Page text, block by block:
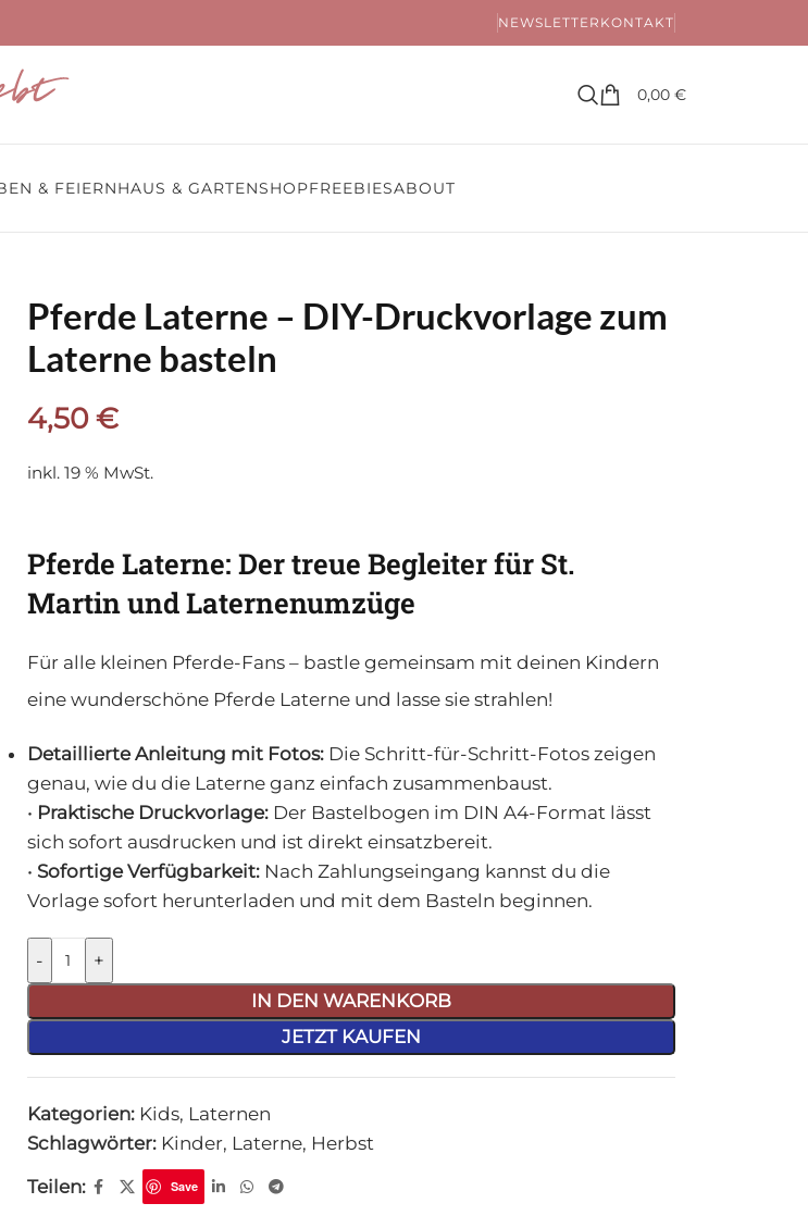
NEWSLETTER KONTAKT
0,00 €
& FEIERNHAUS & GARTENSHOPFREEBIESABOUT
Pferde Laterne – DIY-Druckvorlage zum
Laterne basteln
4,50€
inkl. 19 % MwSt.
Pferde Laterne: Der treue Begleiter für St.
Martin und Laternenumzüge
Für alle kleinen Pferde-Fans – bastle gemeinsam mit deinen Kindern
eine wunderschöne Pferde Laterne und lasse sie strahlen!
Detaillierte Anleitung mit Fotos:Die Schritt-für-Schritt-Fotos zeigen
genau, wie du die Laterne ganz einfach zusammenbaust.
• Praktische Druckvorlage:Der Bastelbogen im DIN A4-Format lässt
sich sofort ausdrucken und ist direkt einsatzbereit.
• Sofortige Verfügbarkeit:Nach Zahlungseingang kannst du die
Vorlage sofort herunterladen und mit dem Basteln beginnen.
-
+
IN DEN WARENKORB
JETZT KAUFEN
Kategorien: Kids, Laternen
Schlagwörter: Kinder, Laterne, Herbst
Teilen:
Save